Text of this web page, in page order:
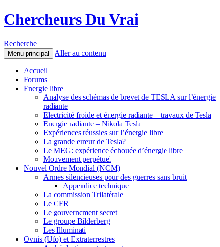
Chercheurs Du Vrai
Recherche
Menu principal Aller au contenu
Accueil
Forums
Energie libre
Analyse des schémas de brevet de TESLA sur l’énergie
radiante
Electricité froide et énergie radiante – travaux de Tesla
Energie radiante – Nikola Tesla
Expériences réussies sur l’énergie libre
La grande erreur de Tesla?
Le MEG: expérience échouée d’énergie libre
Mouvement perpétuel
Nouvel Ordre Mondial (NOM)
Armes silencieuses pour des guerres sans bruit
Appendice technique
La commission Trilatérale
Le CFR
Le gouvernement secret
Le groupe Bilderberg
Les Illuminati
Ovnis (Ufo) et Extraterrestres